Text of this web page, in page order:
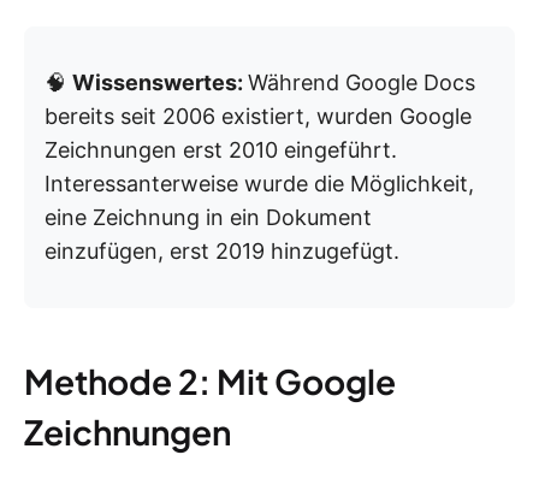
🧠 Wissenswertes: Während Google Docs
bereits seit 2006 existiert, wurden Google
Zeichnungen erst 2010 eingeführt.
Interessanterweise wurde die Möglichkeit,
eine Zeichnung in ein Dokument
einzufügen, erst 2019 hinzugefügt.
Methode 2: Mit Google
Zeichnungen